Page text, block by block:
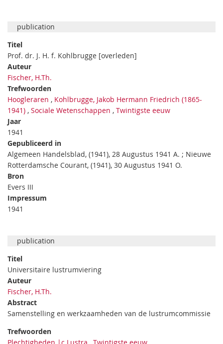
publication
Titel
Prof. dr. J. H. f. Kohlbrugge [overleden]
Auteur
Fischer, H.Th.
Trefwoorden
Hoogleraren , Kohlbrugge, Jakob Hermann Friedrich (1865-
1941) , Sociale Wetenschappen , Twintigste eeuw
Jaar
1941
Gepubliceerd in
Algemeen Handelsblad, (1941), 28 Augustus 1941 A. ; Nieuwe
Rotterdamsche Courant, (1941), 30 Augustus 1941 O.
Bron
Evers III
Impressum
1941
publication
Titel
Universitaire lustrumviering
Auteur
Fischer, H.Th.
Abstract
Samenstelling en werkzaamheden van de lustrumcommissie
Trefwoorden